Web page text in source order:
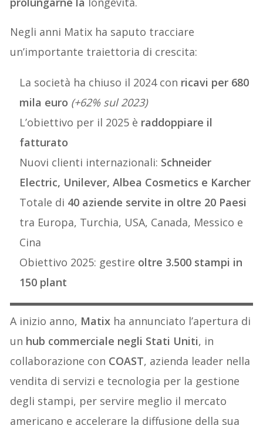
Negli anni Matix ha saputo tracciare
un’importante traiettoria di crescita:
La società ha chiuso il 2024 con ricavi per 680
mila euro (+62% sul 2023)
L’obiettivo per il 2025 è raddoppiare il
fatturato
Nuovi clienti internazionali: Schneider
Electric, Unilever, Albea Cosmetics e Karcher
Totale di 40 aziende servite in oltre 20 Paesi
tra Europa, Turchia, USA, Canada, Messico e
Cina
Obiettivo 2025: gestire oltre 3.500 stampi in
150 plant
A inizio anno, Matix ha annunciato l’apertura di
un hub commerciale negli Stati Uniti, in
collaborazione con COAST, azienda leader nella
vendita di servizi e tecnologia per la gestione
degli stampi, per servire meglio il mercato
americano e accelerare la diffusione della sua